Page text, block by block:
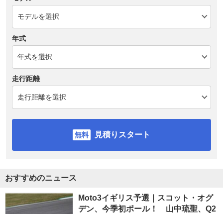
年式
走行距離
見積りスタート
おすすめのニュース
Moto3イギリス予選｜スコット・オグ
デン、今季初ポール！ 山中琉聖、Q2